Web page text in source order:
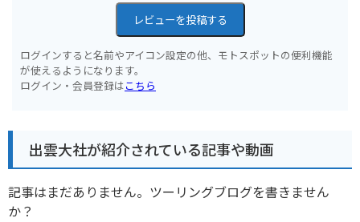
レビューを投稿する
ログインすると名前やアイコン設定の他、モトスポットの便利機能
が使えるようになります。
ログイン・会員登録はこちら
出雲大社が紹介されている記事や動画
記事はまだありません。ツーリングブログを書きません
か？